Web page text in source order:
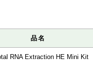
品名
RNA Extraction HE Mini Kit